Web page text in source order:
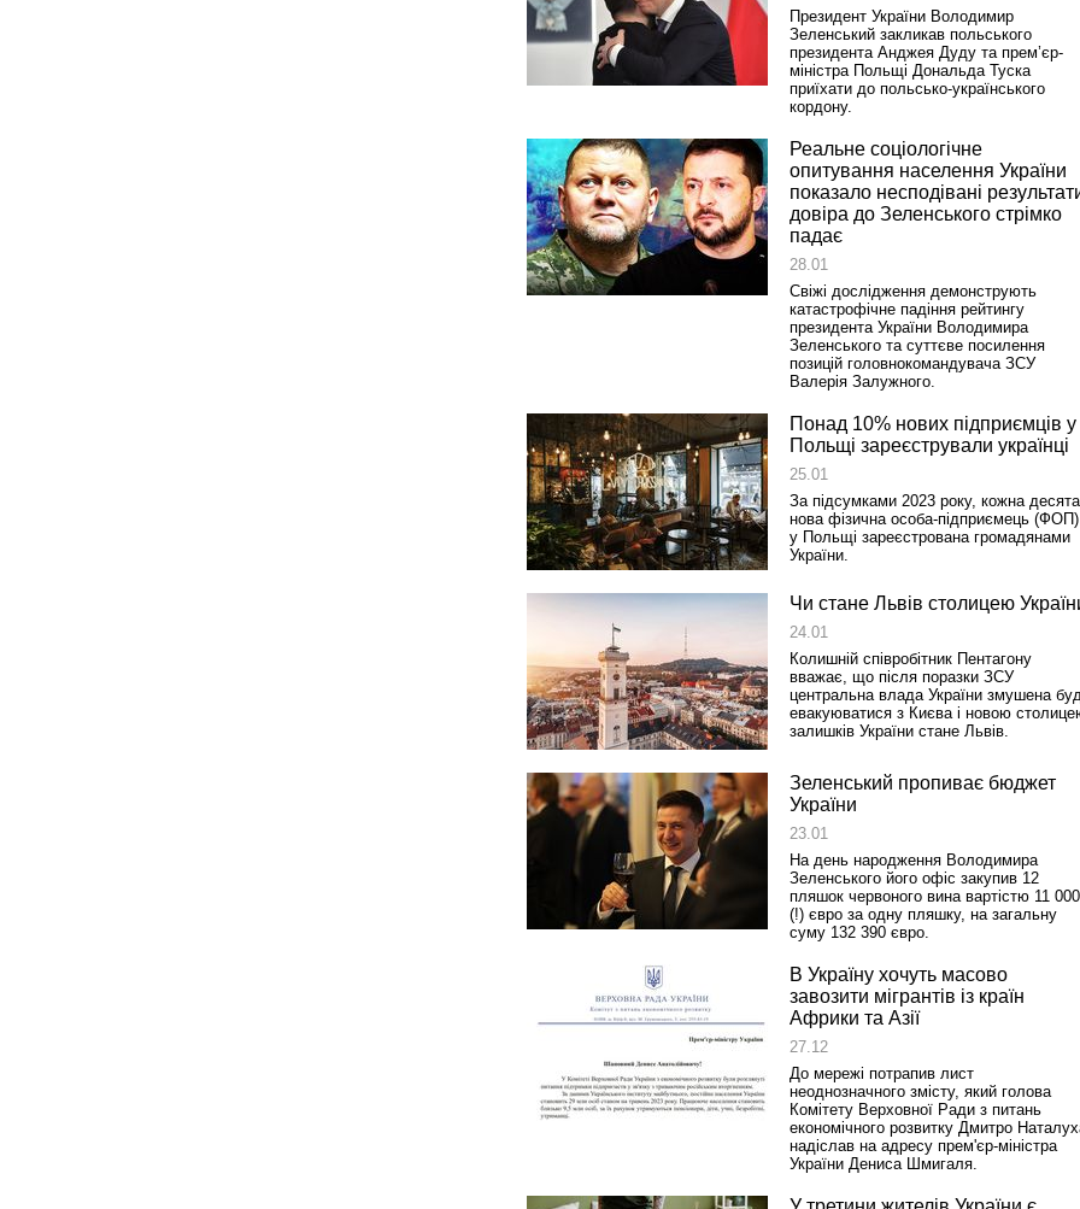
Президент України Володимир
Зеленський закликав польського
президента Анджея Дуду та прем’єр-
міністра Польщі Дональда Туска
приїхати до польсько-українського
кордону.
Реальне соціологічне
опитування населення України
показало несподівані
довіра до Зеленського стрімко
падає
28.01
Свіжі дослідження демонструють
катастрофічне падіння рейтингу
президента України Володимира
Зеленського та суттєве посилення
позицій головнокомандувача ЗСУ
Валерія Залужного.
Понад 10% нових підприємців у
Польщі зареєстрували українці
25.01
За підсумками 2023 року, кожна десята
нова фізична особа-підприємець (ФОП)
у Польщі зареєстрована громадянами
України.
Чи стане Львів столицею
24.01
Колишній співробітник Пентагону
вважає, що після поразки ЗСУ
центральна влада України змушена
евакуюватися з Києва і новою
залишків України стане Львів.
Зеленський пропиває бюджет
України
23.01
На день народження Володимира
Зеленського його офіс закупив 12
пляшок червоного вина вартістю 11 000
(!) євро за одну пляшку, на загальну
суму 132 390 євро.
В Україну хочуть масово
завозити мігрантів із країн
Африки та Азії
27.12
До мережі потрапив лист
неоднозначного змісту, який голова
Комітету Верховної Ради з питань
економічного розвитку Дмитро
надіслав на адресу прем'єр-міністра
України Дениса Шмигаля.